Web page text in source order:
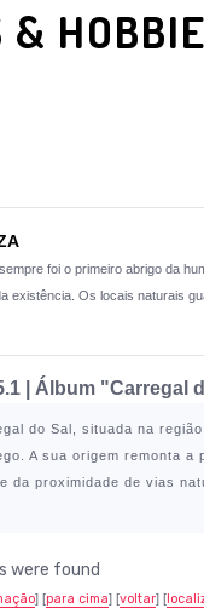
&
foi o primeiro abrigo da
existência. Os locais naturais
| Álbum "Carregal
do Sal , situada na
A sua origem remonta
da proximidade de vias
were found
] [para cima] [voltar] [